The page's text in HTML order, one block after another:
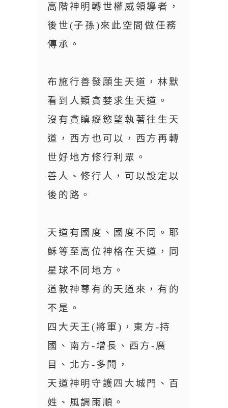
高階神明轉世權威領導者，
後世(子孫)來此空間做任務
傳承。
布施行善發願生天道，林默
看到人類貪婪求生天道。
沒有貪瞋癡慾望執著往生天
道，西方也可以，西方再轉
世好地方修行利眾。
善人、修行人，可以設定以
後的路。
天道有國度、國度不同。耶
穌等至高位神格在天道，同
星球不同地方。
道教神尊有的天道來，有的
不是。
四大天王(將軍)，東方-持
國、南方-增長、西方-廣
目、北方-多聞，
天道神明守護四大城門、百
姓、風調雨順。